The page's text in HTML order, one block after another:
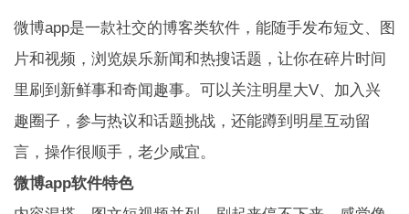
微博app是一款社交的博客类软件，能随手发布短文、图
片和视频，浏览娱乐新闻和热搜话题，让你在碎片时间
里刷到新鲜事和奇闻趣事。可以关注明星大V、加入兴
趣圈子，参与热议和话题挑战，还能蹲到明星互动留
言，操作很顺手，老少咸宜。
微博app软件特色